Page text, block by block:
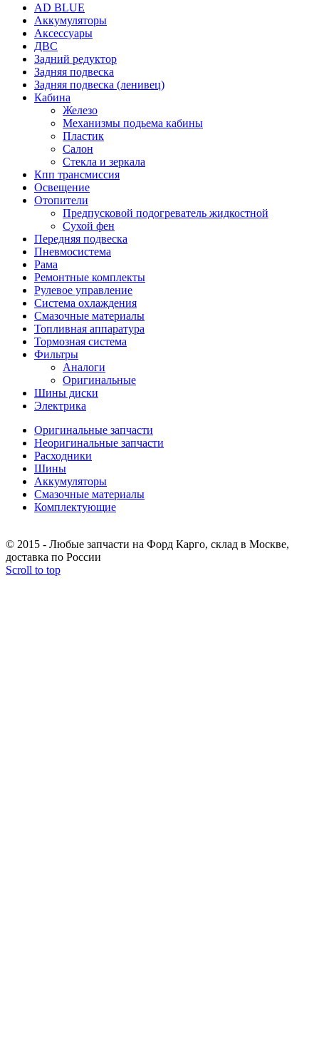
AD BLUE
Аккумуляторы
Аксессуары
ДВС
Задний редуктор
Задняя подвеска
Задняя подвеска (ленивец)
Кабина
Железо
Механизмы подьема кабины
Пластик
Салон
Стекла и зеркала
Кпп трансмиссия
Освещение
Отопители
Предпусковой подогреватель жидкостной
Сухой фен
Передняя подвеска
Пневмосистема
Рама
Ремонтные комплекты
Рулевое управление
Система охлаждения
Смазочные материалы
Топливная аппаратура
Тормозная система
Фильтры
Аналоги
Оригинальные
Шины диски
Электрика
Оригинальные запчасти
Неоригинальные запчасти
Расходники
Шины
Аккумуляторы
Смазочные материалы
Комплектующие
© 2015 - Любые запчасти на Форд Карго, склад в Москве,
доставка по России
Scroll to top